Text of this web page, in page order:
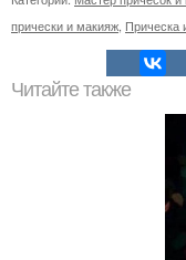
прически и макияж Прическа
Читайте также